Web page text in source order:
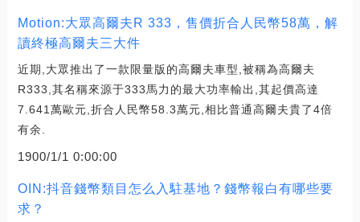
Motion:大眾高爾夫R 333，售價折合人民幣58萬，解
讀終極高爾夫三大件
近期,大眾推出了一款限量版的高爾夫車型,被稱為高爾夫
R333,其名稱來源于333馬力的最大功率輸出,其起價高達
7.641萬歐元,折合人民幣58.3萬元,相比普通高爾夫貴了4倍
有余.
1900/1/1 0:00:00
OIN:抖音錢幣類目怎么入駐基地？錢幣報白有哪些要
求？